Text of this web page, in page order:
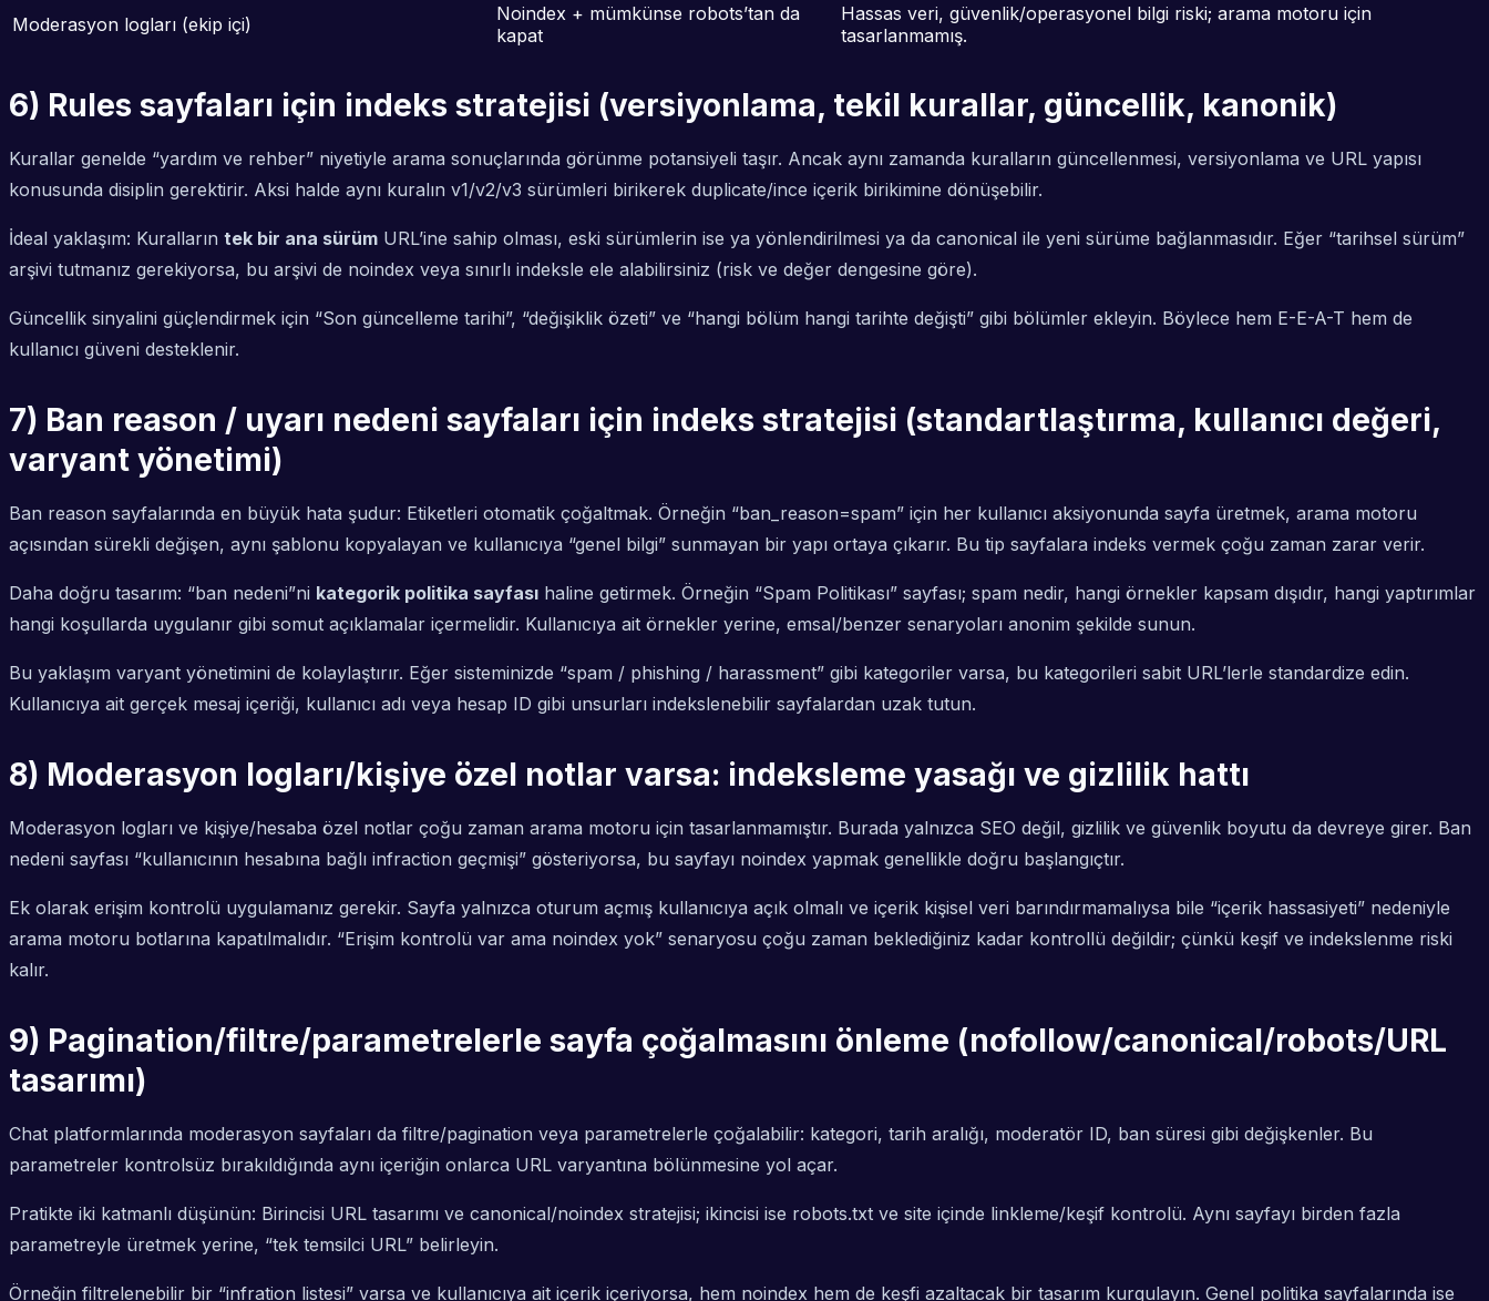
Moderasyon logları (ekip içi)
Noindex + mümkünse robots’tan da
kapat
Hassas veri, güvenlik/operasyonel bilgi riski; arama motoru için
tasarlanmamış.
6) Rules sayfaları için indeks stratejisi (versiyonlama, tekil kurallar, güncellik, kanonik)
Kurallar genelde “yardım ve rehber” niyetiyle arama sonuçlarında görünme potansiyeli taşır. Ancak aynı zamanda kuralların güncellenmesi, versiyonlama ve URL yapısı
konusunda disiplin gerektirir. Aksi halde aynı kuralın v1/v2/v3 sürümleri birikerek duplicate/ince içerik birikimine dönüşebilir.
İdeal yaklaşım: Kuralların tek bir ana sürüm URL’ine sahip olması, eski sürümlerin ise ya yönlendirilmesi ya da canonical ile yeni sürüme bağlanmasıdır. Eğer “tarihsel sürüm”
arşivi tutmanız gerekiyorsa, bu arşivi de noindex veya sınırlı indeksle ele alabilirsiniz (risk ve değer dengesine göre).
Güncellik sinyalini güçlendirmek için “Son güncelleme tarihi”, “değişiklik özeti” ve “hangi bölüm hangi tarihte değişti” gibi bölümler ekleyin. Böylece hem E-E-A-T hem de
kullanıcı güveni desteklenir.
7) Ban reason / uyarı nedeni sayfaları için indeks stratejisi (standartlaştırma, kullanıcı değeri,
varyant yönetimi)
Ban reason sayfalarında en büyük hata şudur: Etiketleri otomatik çoğaltmak. Örneğin “ban_reason=spam” için her kullanıcı aksiyonunda sayfa üretmek, arama motoru
açısından sürekli değişen, aynı şablonu kopyalayan ve kullanıcıya “genel bilgi” sunmayan bir yapı ortaya çıkarır. Bu tip sayfalara indeks vermek çoğu zaman zarar verir.
Daha doğru tasarım: “ban nedeni”ni kategorik politika sayfası haline getirmek. Örneğin “Spam Politikası” sayfası; spam nedir, hangi örnekler kapsam dışıdır, hangi yaptırımlar
hangi koşullarda uygulanır gibi somut açıklamalar içermelidir. Kullanıcıya ait örnekler yerine, emsal/benzer senaryoları anonim şekilde sunun.
Bu yaklaşım varyant yönetimini de kolaylaştırır. Eğer sisteminizde “spam / phishing / harassment” gibi kategoriler varsa, bu kategorileri sabit URL’lerle standardize edin.
Kullanıcıya ait gerçek mesaj içeriği, kullanıcı adı veya hesap ID gibi unsurları indekslenebilir sayfalardan uzak tutun.
8) Moderasyon logları/kişiye özel notlar varsa: indeksleme yasağı ve gizlilik hattı
Moderasyon logları ve kişiye/hesaba özel notlar çoğu zaman arama motoru için tasarlanmamıştır. Burada yalnızca SEO değil, gizlilik ve güvenlik boyutu da devreye girer. Ban
nedeni sayfası “kullanıcının hesabına bağlı infraction geçmişi” gösteriyorsa, bu sayfayı noindex yapmak genellikle doğru başlangıçtır.
Ek olarak erişim kontrolü uygulamanız gerekir. Sayfa yalnızca oturum açmış kullanıcıya açık olmalı ve içerik kişisel veri barındırmamalıysa bile “içerik hassasiyeti” nedeniyle
arama motoru botlarına kapatılmalıdır. “Erişim kontrolü var ama noindex yok” senaryosu çoğu zaman beklediğiniz kadar kontrollü değildir; çünkü keşif ve indekslenme riski
kalır.
9) Pagination/filtre/parametrelerle sayfa çoğalmasını önleme (nofollow/canonical/robots/URL
tasarımı)
Chat platformlarında moderasyon sayfaları da filtre/pagination veya parametrelerle çoğalabilir: kategori, tarih aralığı, moderatör ID, ban süresi gibi değişkenler. Bu
parametreler kontrolsüz bırakıldığında aynı içeriğin onlarca URL varyantına bölünmesine yol açar.
Pratikte iki katmanlı düşünün: Birincisi URL tasarımı ve canonical/noindex stratejisi; ikincisi ise robots.txt ve site içinde linkleme/keşif kontrolü. Aynı sayfayı birden fazla
parametreyle üretmek yerine, “tek temsilci URL” belirleyin.
Örneğin filtrelenebilir bir “infration listesi” varsa ve kullanıcıya ait içerik içeriyorsa, hem noindex hem de keşfi azaltacak bir tasarım kurgulayın. Genel politika sayfalarında ise